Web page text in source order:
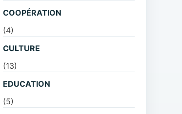
COOPÉRATION
(4)
CULTURE
(13)
EDUCATION
(5)